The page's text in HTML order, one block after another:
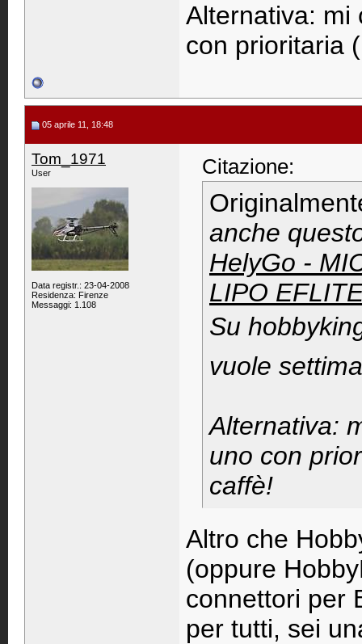
Alternativa: mi
con prioritaria
05 aprile 11, 18:48
Tom_1971
User
Data registr.: 23-04-2008
Residenza: Firenze
Messaggi: 1.108
Citazione:
anche
HelyGo -
LIPO
Su
vuole
Alternativa:
uno con
caffè!
Altro che
(oppure
connettori per
per tutti, sei